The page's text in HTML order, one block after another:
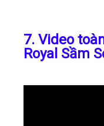
7. Video
Royal Sầm